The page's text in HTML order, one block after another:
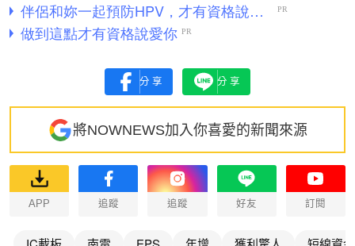
分享 分享
將NOWNEWS加入你喜愛的新聞來源
APP 追蹤 追蹤 好友 訂閱